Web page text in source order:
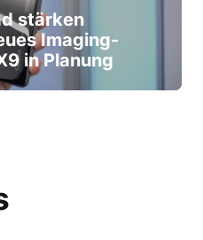
stärken
Imaging-
in Planung